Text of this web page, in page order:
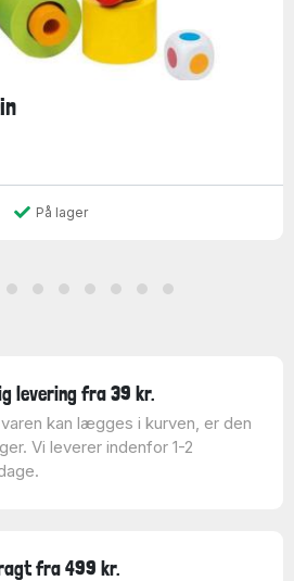
På lager
levering fra 39 kr.
kan lægges i kurven, er den
Vi leverer indenfor 1-2
fra 499 kr.